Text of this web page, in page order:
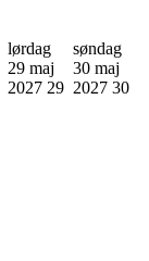
lørdag
29 maj
2027 29
søndag
30 maj
2027 30